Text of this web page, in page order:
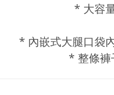
* 大容
* 內嵌式大腿口袋
* 整條褲